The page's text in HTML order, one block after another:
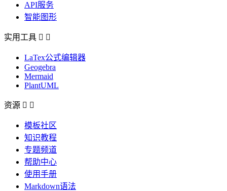
API服务
智能图形
实用工具  
LaTex公式编辑器
Geogebra
Mermaid
PlantUML
资源  
模板社区
知识教程
专题频道
帮助中心
使用手册
Markdown语法